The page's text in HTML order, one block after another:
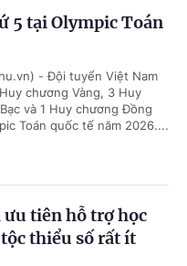
5 tại Olympic Toán
- Đội tuyển Việt Nam
chương Vàng, 3 Huy
và 1 Huy chương Đồng
Toán quốc tế năm 2026....
tiên hỗ trợ học
thiểu số rất ít